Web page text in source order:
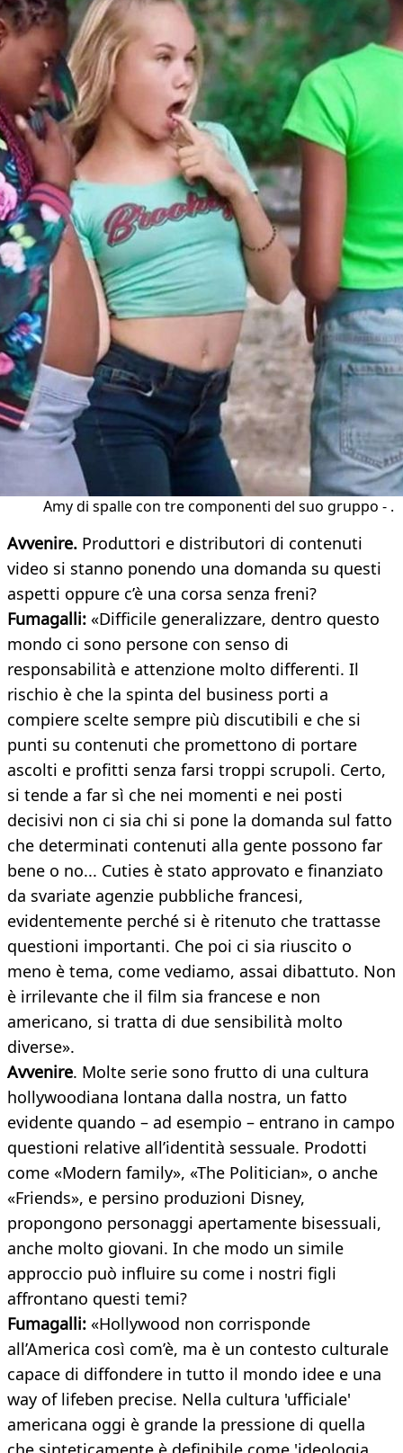
Amy di spalle con tre componenti del suo gruppo - .
Avvenire. Produttori e distributori di contenuti
video si stanno ponendo una domanda su questi
aspetti oppure c’è una corsa senza freni?
Fumagalli: «Difficile generalizzare, dentro questo
mondo ci sono persone con senso di
responsabilità e attenzione molto differenti. Il
rischio è che la spinta del business porti a
compiere scelte sempre più discutibili e che si
punti su contenuti che promettono di portare
ascolti e profitti senza farsi troppi scrupoli. Certo,
si tende a far sì che nei momenti e nei posti
decisivi non ci sia chi si pone la domanda sul fatto
che determinati contenuti alla gente possono far
bene o no... Cuties è stato approvato e finanziato
da svariate agenzie pubbliche francesi,
evidentemente perché si è ritenuto che trattasse
questioni importanti. Che poi ci sia riuscito o
meno è tema, come vediamo, assai dibattuto. Non
è irrilevante che il film sia francese e non
americano, si tratta di due sensibilità molto
diverse».
Avvenire. Molte serie sono frutto di una cultura
hollywoodiana lontana dalla nostra, un fatto
evidente quando – ad esempio – entrano in campo
questioni relative all’identità sessuale. Prodotti
come «Modern family», «The Politician», o anche
«Friends», e persino produzioni Disney,
propongono personaggi apertamente bisessuali,
anche molto giovani. In che modo un simile
approccio può influire su come i nostri figli
affrontano questi temi?
Fumagalli: «Hollywood non corrisponde
all’America così com’è, ma è un contesto culturale
capace di diffondere in tutto il mondo idee e una
way of lifeben precise. Nella cultura 'ufficiale'
americana oggi è grande la pressione di quella